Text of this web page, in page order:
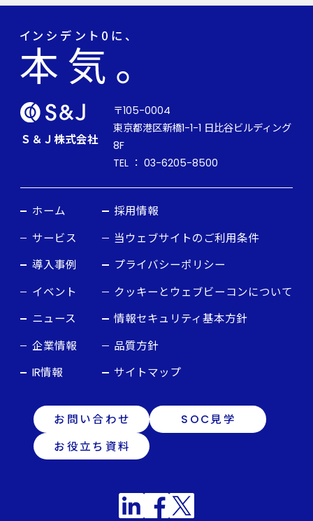
Ｓ＆Ｊ株式会社
〒105-0004
東京都港区新橋1-1-1 日比谷ビルディング
8F
TEL ： 03-6205-8500
ホーム
サービス
導入事例
イベント
ニュース
企業情報
IR情報
採用情報
当ウェブサイトのご利用条件
プライバシーポリシー
クッキーとウェブビーコンについて
情報セキュリティ基本方針
品質方針
サイトマップ
お問い合わせ
SOC見学
お役立ち資料